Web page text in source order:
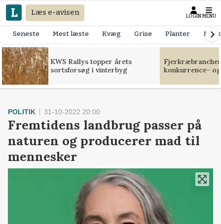
Læs e-avisen LOGIN MENU
Seneste Mest læste Kvæg Grise Planter
KWS Rallys topper årets
sortsforsøg i vinterbyg
konkurrence-
POLITIK 31-10-2022 20:00
Fremtidens landbrug passer på
naturen og producerer mad til
mennesker